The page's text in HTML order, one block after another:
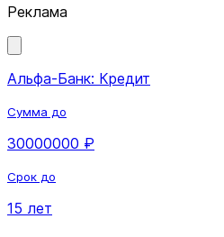
Реклама
Альфа-Банк: Кредит
Сумма до
30000000 ₽
Срок до
15 лет